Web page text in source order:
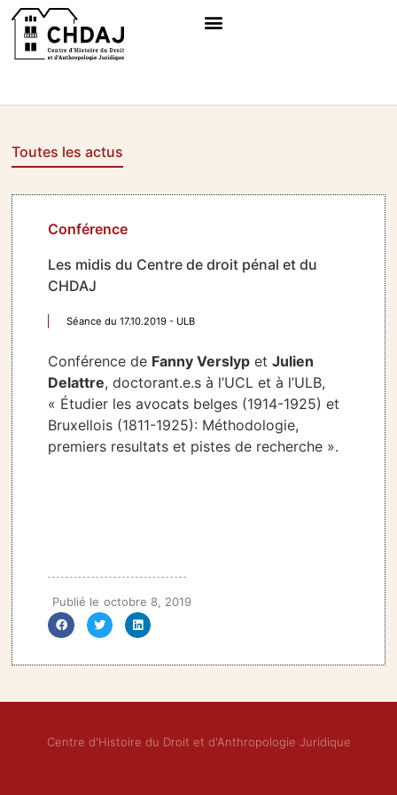
Toutes les actus
Conférence
Les midis du Centre de droit pénal et du
CHDAJ
Séance du 17.10.2019 - ULB
Conférence de Fanny Verslyp etJulien
Delattre, doctorant.e.s à l’UCL et à l’ULB,
« Étudier les avocats belges (1914-1925) et
Bruxellois (1811-1925): Méthodologie,
premiers resultats et pistes de recherche ».
Publié le octobre 8, 2019
Centre d'Histoire du Droit et d'Anthropologie Juridique